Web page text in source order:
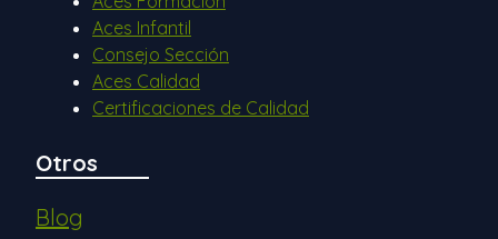
Aces Infantil
Consejo Sección
Aces Calidad
Certificaciones de Calidad
Otros
Blog